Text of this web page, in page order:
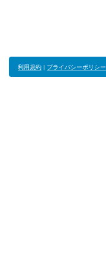
利用規約 | プライバシーポリシー